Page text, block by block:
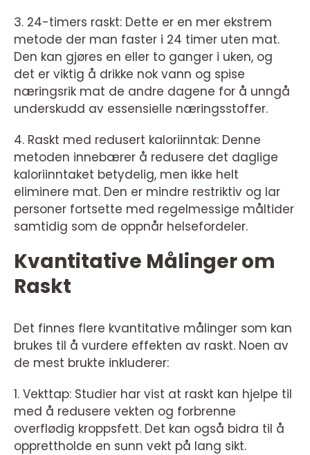
3. 24-timers raskt: Dette er en mer ekstrem
metode der man faster i 24 timer uten mat.
Den kan gjøres en eller to ganger i uken, og
det er viktig å drikke nok vann og spise
næringsrik mat de andre dagene for å unngå
underskudd av essensielle næringsstoffer.
4. Raskt med redusert kaloriinntak: Denne
metoden innebærer å redusere det daglige
kaloriinntaket betydelig, men ikke helt
eliminere mat. Den er mindre restriktiv og lar
personer fortsette med regelmessige måltider
samtidig som de oppnår helsefordeler.
Kvantitative Målinger om
Raskt
Det finnes flere kvantitative målinger som kan
brukes til å vurdere effekten av raskt. Noen av
de mest brukte inkluderer:
1. Vekttap: Studier har vist at raskt kan hjelpe til
med å redusere vekten og forbrenne
overflødig kroppsfett. Det kan også bidra til å
opprettholde en sunn vekt på lang sikt.